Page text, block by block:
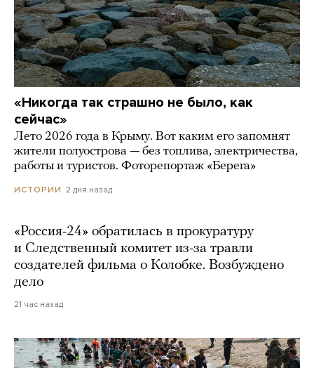
«Никогда так страшно не было, как
сейчас»
Лето 2026 года в Крыму. Вот каким его запомнят
жители полуострова — без топлива, электричества,
работы и туристов. Фоторепортаж «Берега»
ИСТОРИИ 2 дня назад
«Россия-24» обратилась в прокуратуру
и Следственный комитет из-за травли
создателей фильма о Колобке. Возбуждено
дело
21 час назад